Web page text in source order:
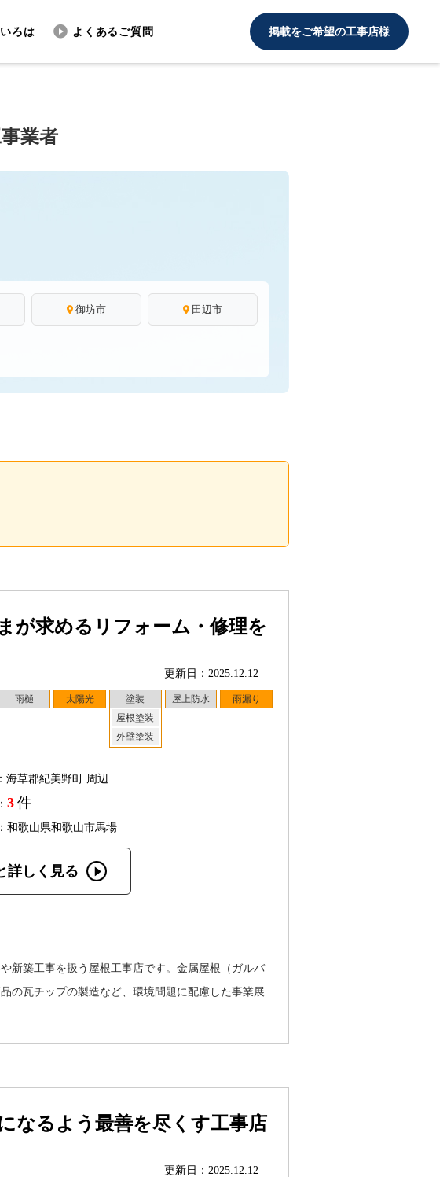
ろは よくあるご質問 掲載をご希望の工事店様
業者
御坊市 田辺市
が求めるリフォーム・修理を
更新日：2025.12.12
雨樋 太陽光
塗装
屋根塗装
外壁塗装
屋上防水 雨漏り
海草郡紀美野町 周辺
3 件
和歌山県和歌山市馬場
詳しく見る
新築工事を扱う屋根工事店です。金属屋根（ガルバ
の瓦チップの製造など、環境問題に配慮した事業展
なるよう最善を尽くす工事店
更新日：2025.12.12